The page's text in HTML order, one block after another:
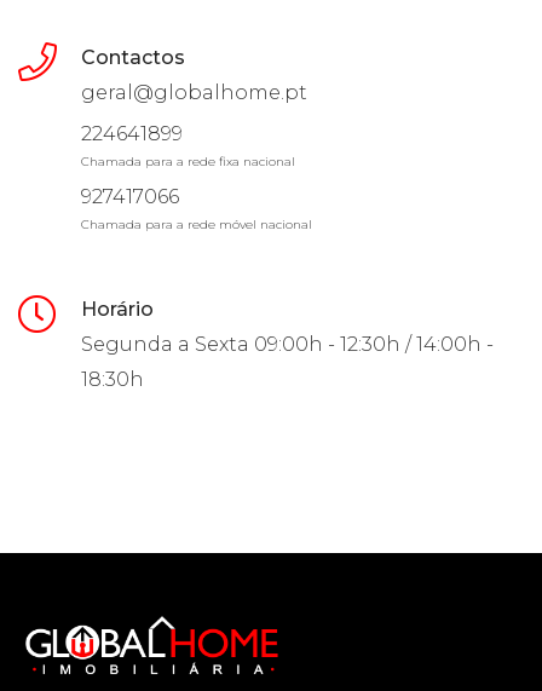
Contactos
geral@globalhome.pt
224641899
Chamada para a rede fixa nacional
927417066
Chamada para a rede móvel nacional
Horário
Segunda a Sexta 09:00h - 12:30h / 14:00h -
18:30h